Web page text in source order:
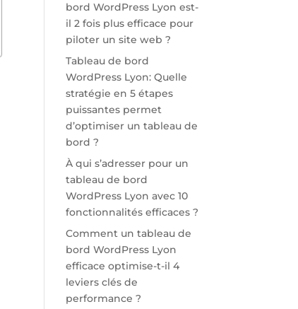
bord WordPress Lyon est-
il 2 fois plus efficace pour
piloter un site web ?
Tableau de bord
WordPress Lyon: Quelle
stratégie en 5 étapes
puissantes permet
d’optimiser un tableau de
bord ?
À qui s’adresser pour un
tableau de bord
WordPress Lyon avec 10
fonctionnalités efficaces ?
Comment un tableau de
bord WordPress Lyon
efficace optimise-t-il 4
leviers clés de
performance ?